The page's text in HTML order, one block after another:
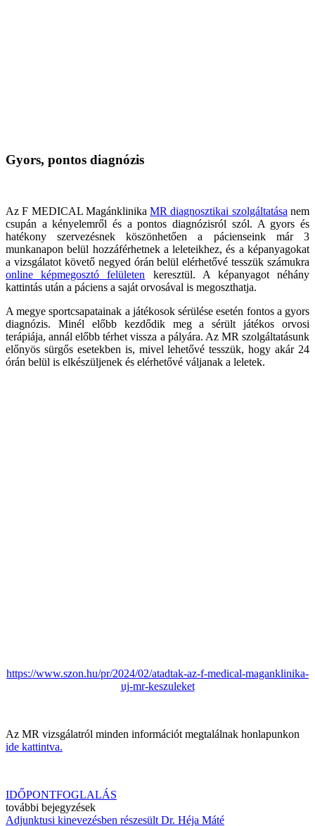
Gyors, pontos diagnózis
Az F MEDICAL MagánklinikaMR diagnosztikai szolgáltatása nem
csupán a kényelemről és a pontos diagnózisról szól. A gyors és
hatékony szervezésnek köszönhetően a pácienseink már 3
munkanapon belül hozzáférhetnek a leleteikhez, és a képanyagokat
a vizsgálatot követő negyed órán belül elérhetővé tesszük számukra
online képmegosztó felületen keresztül. A képanyagot néhány
kattintás után a páciens a saját orvosával is megoszthatja.
A megye sportcsapatainak a játékosok sérülése esetén fontos a gyors
diagnózis. Minél előbb kezdődik meg a sérült játékos orvosi
terápiája, annál előbb térhet vissza a pályára. Az MR szolgáltatásunk
előnyös sürgős esetekben is, mivel lehetővé tesszük, hogy akár 24
órán belül is elkészüljenek és elérhetővé váljanak a leletek.
https://www.szon.hu/pr/2024/02/atadtak-az-f-medical-maganklinika-
uj-mr-keszuleket
Az MR vizsgálatról minden információt megtalálnak honlapunkon
ide kattintva.
IDŐPONTFOGLALÁS
további bejegyzések
Adjunktusi kinevezésben részesült Dr. Héja Máté